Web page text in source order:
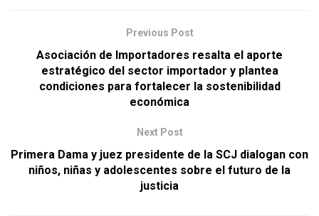
Previous Post
Asociación de Importadores resalta el aporte
estratégico del sector importador y plantea
condiciones para fortalecer la sostenibilidad
económica
Next Post
Primera Dama y juez presidente de la SCJ dialogan con
niños, niñas y adolescentes sobre el futuro de la
justicia